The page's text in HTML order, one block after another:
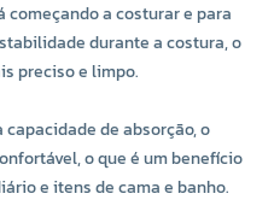
a costurar e para
durante a costura, o
preciso e limpo.
capacidade de absorção, o
o que é um benefício
e itens de cama e banho.